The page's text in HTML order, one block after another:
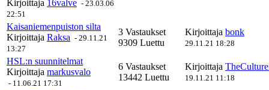
Kirjoittaja 16valve - 23.03.06
22:51
Kaisaniemenpuiston silta
Kirjoittaja Raksa - 29.11.21
13:27
3 Vastaukset
9309 Luettu
Kirjoittaja bonk
29.11.21 18:28
HSL:n suunnitelmat
Kirjoittaja markusvalo
- 11.06.21 17:31
6 Vastaukset
13442 Luettu
Kirjoittaja
19.11.21 11:18